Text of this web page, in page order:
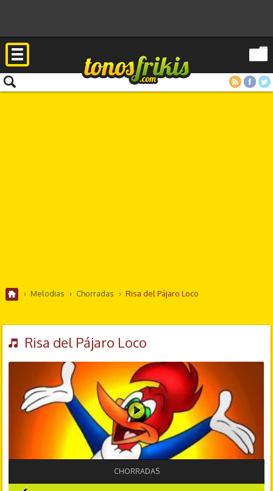
RSS FacebookTwitter
› Melodias › Chorradas › Risa del Pájaro Loco
Risa del Pájaro Loco
CHORRADAS